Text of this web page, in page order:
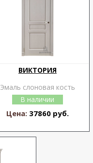
ВИКТОРИЯ
Эмаль слоновая кость
В наличии
Цена: 37860 руб.